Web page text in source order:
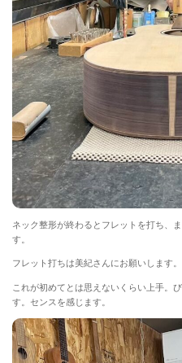
ネック整形が終わるとフレットを打ち、
す。
フレット打ちは美紀さんにお願いします。
これが初めてとは思えないくらい上手。
す。センスを感じます。